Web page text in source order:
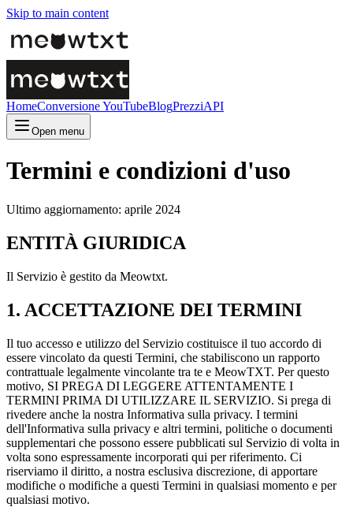
Skip to main content
HomeConversione YouTubeBlogPrezziAPI
Open menu
Termini e condizioni d'uso
Ultimo aggiornamento: aprile 2024
ENTITÀ GIURIDICA
Il Servizio è gestito da Meowtxt.
1. ACCETTAZIONE DEI TERMINI
Il tuo accesso e utilizzo del Servizio costituisce il tuo accordo di
essere vincolato da questi Termini, che stabiliscono un rapporto
contrattuale legalmente vincolante tra te e MeowTXT. Per questo
motivo, SI PREGA DI LEGGERE ATTENTAMENTE I
TERMINI PRIMA DI UTILIZZARE IL SERVIZIO. Si prega di
rivedere anche la nostra Informativa sulla privacy. I termini
dell'Informativa sulla privacy e altri termini, politiche o documenti
supplementari che possono essere pubblicati sul Servizio di volta in
volta sono espressamente incorporati qui per riferimento. Ci
riserviamo il diritto, a nostra esclusiva discrezione, di apportare
modifiche o modifiche a questi Termini in qualsiasi momento e per
qualsiasi motivo.